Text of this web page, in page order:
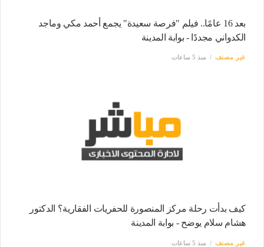
بعد 16 عامًا.. فيلم "فرصة سعيدة" يجمع أحمد مكي وماجد
الكدواني مجددًا - بوابة المدينة
غير مصنف منذ 5 ساعات
كيف بدأت رحلة مركز المنصورة للحفريات الفقارية؟ الدكتور
هشام سلام يوضح - بوابة المدينة
غير مصنف منذ 5 ساعات